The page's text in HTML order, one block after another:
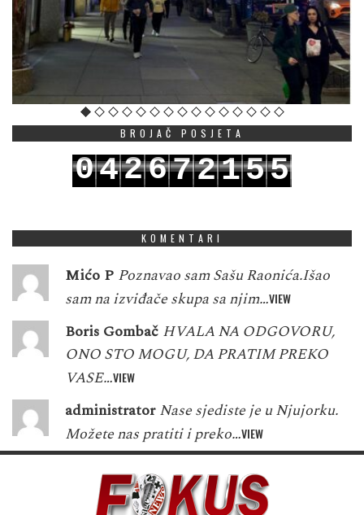
BROJAČ POSJETA
042672155
KOMENTARI
Mićo P Poznavao sam Sašu Raonića.Išao
sam na izviđače skupa sa njim…VIEW
Boris Gombač HVALA NA ODGOVORU,
ONO STO MOGU, DA PRATIM PREKO
VASE…VIEW
administrator Nase sjediste je u Njujorku.
Možete nas pratiti i preko…VIEW